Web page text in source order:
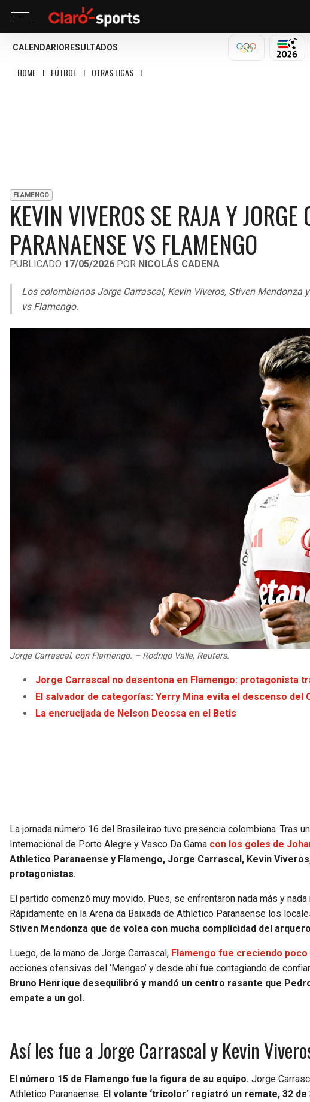
CALENDARIO RESULTADOS
OLÍMPICOS
HOME I FÚTBOL I OTRAS LIGAS I
FLAMENGO
KEVIN VIVEROS SE RAJA Y
PARANAENSE VS FLAMENGO
PUBLICADO 17/05/2026 POR NICOLÁS CADENA
Los colombianos Jorge Carrascal, Kevin Viveros, Stiven Mendonza
vs Flamengo.
Jorge Carrascal, con Flamengo. – Rodrigo Valle, Reuters.
Jorge Carrascal no desentona en Flamengo: protagonista
El salvador de categorías: Yerry Mina evita el descenso del
La encrucijada de Nelson Deossa en el Betis
La jornada número 16 del Brasileirao tuvo presencia colombiana. Tras
Internacional de Porto Alegre y Vasco Da Gama con los goles de
Athletico Paranaense y Flamengo, Jorge Carrascal, Kevin
protagonistas.
El partido comenzó muy movido. Pues, se enfrentaron nada más y
Rápidamente en la Arena da Baixada de Athletico Paranaense los
Stiven Mendonza que de volea con mucha complicidad del
Luego, de la mano de Jorge Carrascal, Flamengo fue creciendo poco
acciones ofensivas del ‘Mengao’ y desde ahí fue contagiando de
Bruno Henrique desequilibró y mandó un centro rasante que
empate a un gol.
Así les fue a Jorge Carrascal y Kevin
El número 15 de Flamengo fue la figura de su equipo. Jorge
Athletico Paranaense. El volante ‘tricolor’ registró un remate, 32